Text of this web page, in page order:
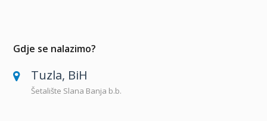
Gdje se nalazimo?
Tuzla, BiH
Šetalište Slana Banja b.b.